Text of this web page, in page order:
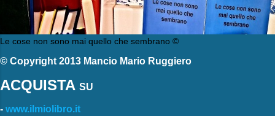
Le cose non sono mai quello che sembrano ©
© Copyright 2013 Mancio Mario Ruggiero
ACQUISTA SU
- www.ilmiolibro.it